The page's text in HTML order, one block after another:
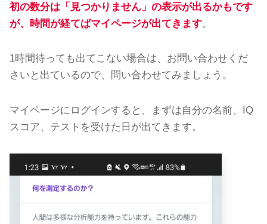
初の数分は「見つかりません」の表示が出るかもです
が、時間が経てばマイページが出てきます。
1時間待っても出てこない場合は、お問い合わせくだ
さいと出ているので、問い合わせてみましょう。
マイページにログインすると、まずは自分の名前、IQ
スコア、テストを受けた日が出てきます。